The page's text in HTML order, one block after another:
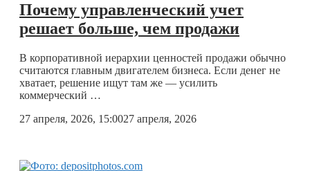
Почему управленческий учет
решает больше, чем продажи
В корпоративной иерархии ценностей продажи обычно
считаются главным двигателем бизнеса. Если денег не
хватает, решение ищут там же — усилить
коммерческий …
27 апреля, 2026, 15:0027 апреля, 2026